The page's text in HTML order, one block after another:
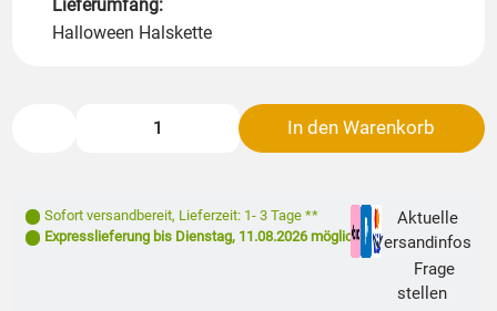
Lieferumfang:
Halloween Halskette
In den Warenkorb
Sofort versandbereit, Lieferzeit: 1- 3 Tage **
Expresslieferung bis Dienstag, 11.08.2026möglich
Aktuelle
Versandinfos
Frage
stellen